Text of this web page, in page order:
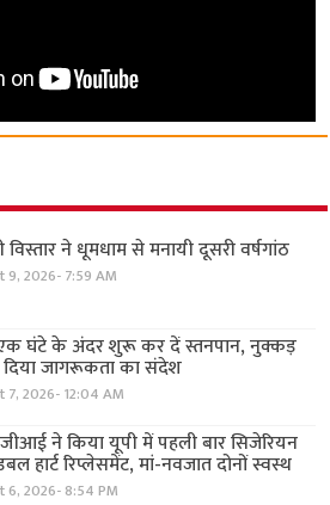
विस्तार ने धूमधाम से मनायी दूसरी वर्षगांठ
9, 2026- 7:59 AM
घंटे के अंदर शुरू कर दें स्तनपान, नुक्कड़
जागरूकता का संदेश
7, 2026- 12:04 AM
ने किया यूपी में पहली बार सिजेरियन
हार्ट रिप्लेसमेंट, मां-नवजात दोनों स्वस्थ
6, 2026- 8:54 PM